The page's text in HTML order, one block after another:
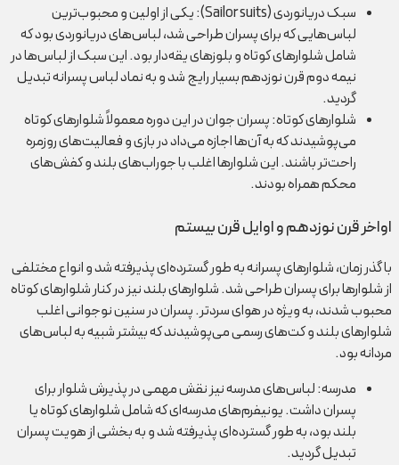
سبک دریانوردی (Sailor suits): یکی از اولین و محبوب‌ترین
لباس‌هایی که برای پسران طراحی شد، لباس‌های دریانوردی بود که
شامل شلوارهای کوتاه و بلوزهای یقه‌دار بود. این سبک از لباس‌ها در
نیمه دوم قرن نوزدهم بسیار رایج شد و به نماد لباس پسرانه تبدیل
گردید.
شلوارهای کوتاه: پسران جوان در این دوره معمولاً شلوارهای کوتاه
می‌پوشیدند که به آن‌ها اجازه می‌داد در بازی و فعالیت‌های روزمره
راحت‌تر باشند. این شلوارها اغلب با جوراب‌های بلند و کفش‌های
محکم همراه بودند.
اواخر قرن نوزدهم و اوایل قرن بیستم
با گذر زمان، شلوارهای پسرانه به طور گسترده‌ای پذیرفته شد و انواع مختلفی
از شلوارها برای پسران طراحی شد. شلوارهای بلند نیز در کنار شلوارهای کوتاه
محبوب شدند، به ویژه در هوای سردتر. پسران در سنین نوجوانی اغلب
شلوارهای بلند و کت‌های رسمی می‌پوشیدند که بیشتر شبیه به لباس‌های
مردانه بود.
مدرسه: لباس‌های مدرسه نیز نقش مهمی در پذیرش شلوار برای
پسران داشت. یونیفرم‌های مدرسه‌ای که شامل شلوارهای کوتاه یا
بلند بود، به طور گسترده‌ای پذیرفته شد و به بخشی از هویت پسران
تبدیل گردید.